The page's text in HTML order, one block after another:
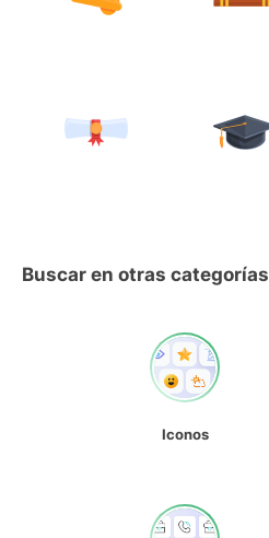
Buscar en otras categorías
Iconos